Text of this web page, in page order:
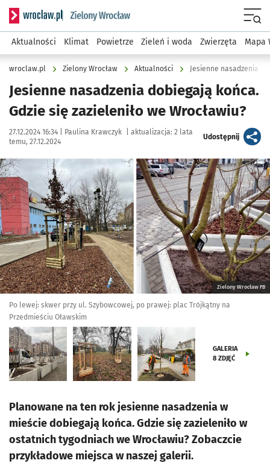
Serwis informacyjny wroclaw.pl podserwis: Środowisko we
Aktualności Klimat Powietrze Zieleń i woda Zwierzęta Mapa
wroclaw.pl Zielony Wrocław Aktualności Jesienne nasadzenia
Jesienne nasadzenia dobiegają końca.
Gdzie się zazieleniło we Wrocławiu?
Data publikacji:
27.12.2024 16:34 | Autor:
Paulina Krawczyk aktualizacja: 2 lata
temu, 27.12.2024
Udostępnijartykuł
Kliknij, aby zobaczyć galerię
Zielony Wrocław FB
Po lewej: skwer przy ul. Szybowcowej, po prawej: plac Trójkątny na
Przedmieściu Oławskim
GALERIA
8 ZDJĘĆ
Planowane na ten rok jesienne nasadzenia w
mieście dobiegają końca. Gdzie się zazieleniło w
ostatnich tygodniach we Wrocławiu? Zobaczcie
przykładowe miejsca w naszej galerii.